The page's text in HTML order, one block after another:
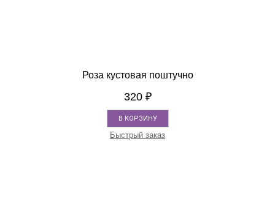
Роза кустовая поштучно
320 ₽
В КОРЗИНУ
Быстрый заказ